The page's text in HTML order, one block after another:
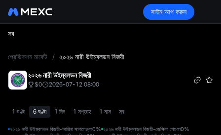
সাইন আপ করুন
সব
প্রেডিকশন মার্কেট / ২০২৬ নারী উইম্বলডন বিজয়ী
২০২৬ নারী উইম্বলডন বিজয়ী
$0 2026-07-12 08:00
1 ঘণ্টা 6 ঘণ্টা 1 দিন 1 সপ্তাহ 1 মাস সব
২০২৬ নারী উইম্বলডন বিজয়ী-আরিনা সাবালেঙ্কা0% ২০২৬ নারী উইম্বলডন বিজয়ী-জেসিকা পেগুলা0%